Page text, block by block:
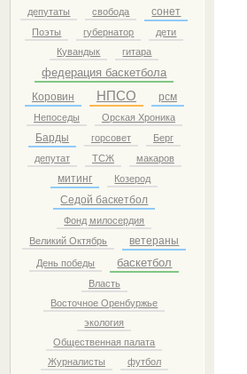
депутаты
свобода сонет
Поэты губернатор
дети
Кувандык
гитара
федерация баскетбола
Коровин НПСО рсм
Непоседы Орская Хроника
Барды горсовет
Берг
депутат
ТСЖ макаров
митинг Козерод
Седой баскетбол
Фонд милосердия
Великий Октябрь
ветераны
День победы баскетбол
Власть
Восточное Оренбуржье
экология
Общественная палата
Журналисты
футбол